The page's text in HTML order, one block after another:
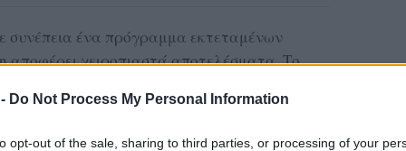
Do Not Process My Personal Information
opt-out of the sale, sharing to third parties, or processing of your
συνέπεια ένα πρόγραμμα εκτεταμένων
αποφέρει χειροπιαστά αποτελέσματα. Το
την 12 παιδική χαρά που αναβαθμίζεται ή
της θητείας της δημοτικής αρχής, γεγονός
και έμπρακτη φροντίδα για τις